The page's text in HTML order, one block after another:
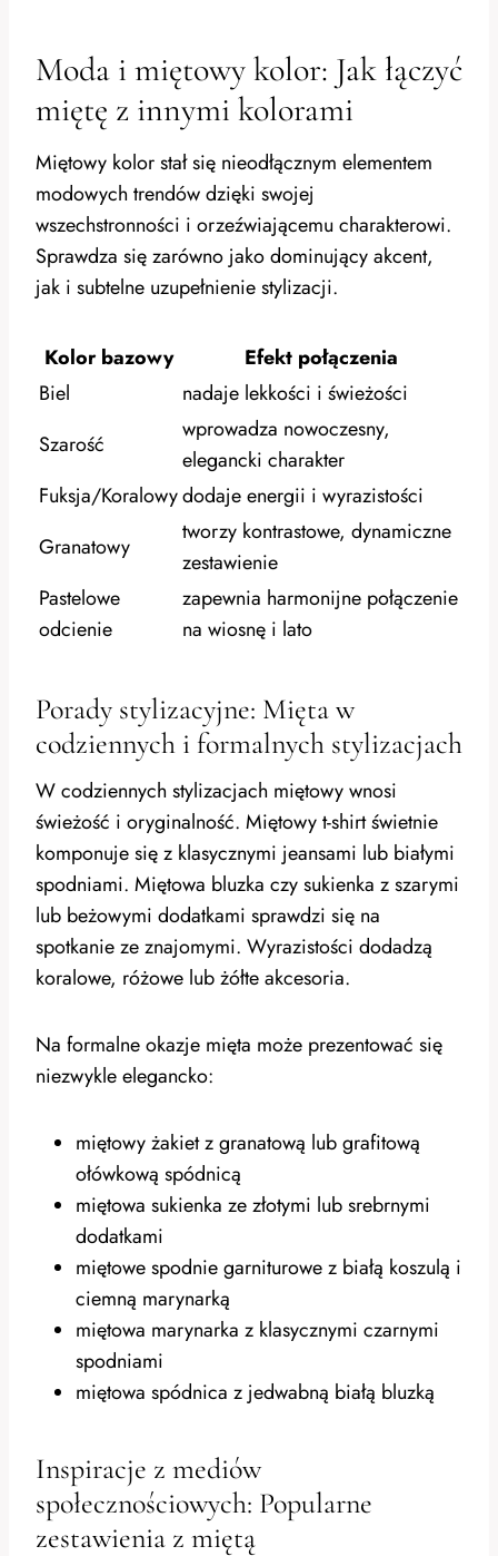
Moda i miętowy kolor: Jak łączyć
miętę z innymi kolorami
Miętowy kolor stał się nieodłącznym elementem
modowych trendów dzięki swojej
wszechstronności i orzeźwiającemu charakterowi.
Sprawdza się zarówno jako dominujący akcent,
jak i subtelne uzupełnienie stylizacji.
Kolor bazowy
Efekt połączenia
Biel
nadaje lekkości i świeżości
Szarość
wprowadza nowoczesny,
elegancki charakter
Fuksja/Koralowydodaje energii i wyrazistości
Granatowy
tworzy kontrastowe, dynamiczne
zestawienie
Pastelowe
odcienie
zapewnia harmonijne połączenie
na wiosnę i lato
Porady stylizacyjne: Mięta w
codziennych i formalnych stylizacjach
W codziennych stylizacjach miętowy wnosi
świeżość i oryginalność. Miętowy t-shirt świetnie
komponuje się z klasycznymi jeansami lub białymi
spodniami. Miętowa bluzka czy sukienka z szarymi
lub beżowymi dodatkami sprawdzi się na
spotkanie ze znajomymi. Wyrazistości dodadzą
koralowe, różowe lub żółte akcesoria.
Na formalne okazje mięta może prezentować się
niezwykle elegancko:
miętowy żakiet z granatową lub grafitową
ołówkową spódnicą
miętowa sukienka ze złotymi lub srebrnymi
dodatkami
miętowe spodnie garniturowe z białą koszulą i
ciemną marynarką
miętowa marynarka z klasycznymi czarnymi
spodniami
miętowa spódnica z jedwabną białą bluzką
Inspiracje z mediów
społecznościowych: Popularne
zestawienia z miętą